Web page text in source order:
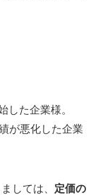
した企業様。
が悪化した企業
しては、 定価の